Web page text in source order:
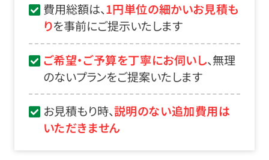
費用総額は、1円単位の細かいお見積も
りを事前にご提示いたします
ご希望・ご予算を丁寧にお伺いし、無理
のないプランをご提案いたします
お見積もり時、説明のない追加費用は
いただきません